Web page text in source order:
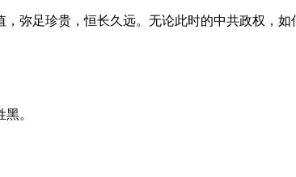
弥足珍贵，恒长久远。无论此时的中共政权，如
。